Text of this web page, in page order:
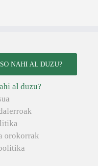
NAHI AL DUZU?
al duzu?
orokorrak